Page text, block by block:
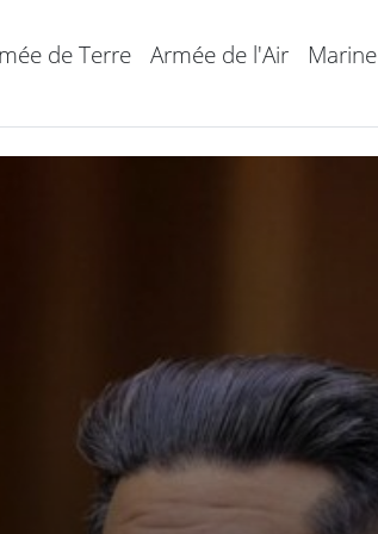
de Terre Armée de l'Air Marine